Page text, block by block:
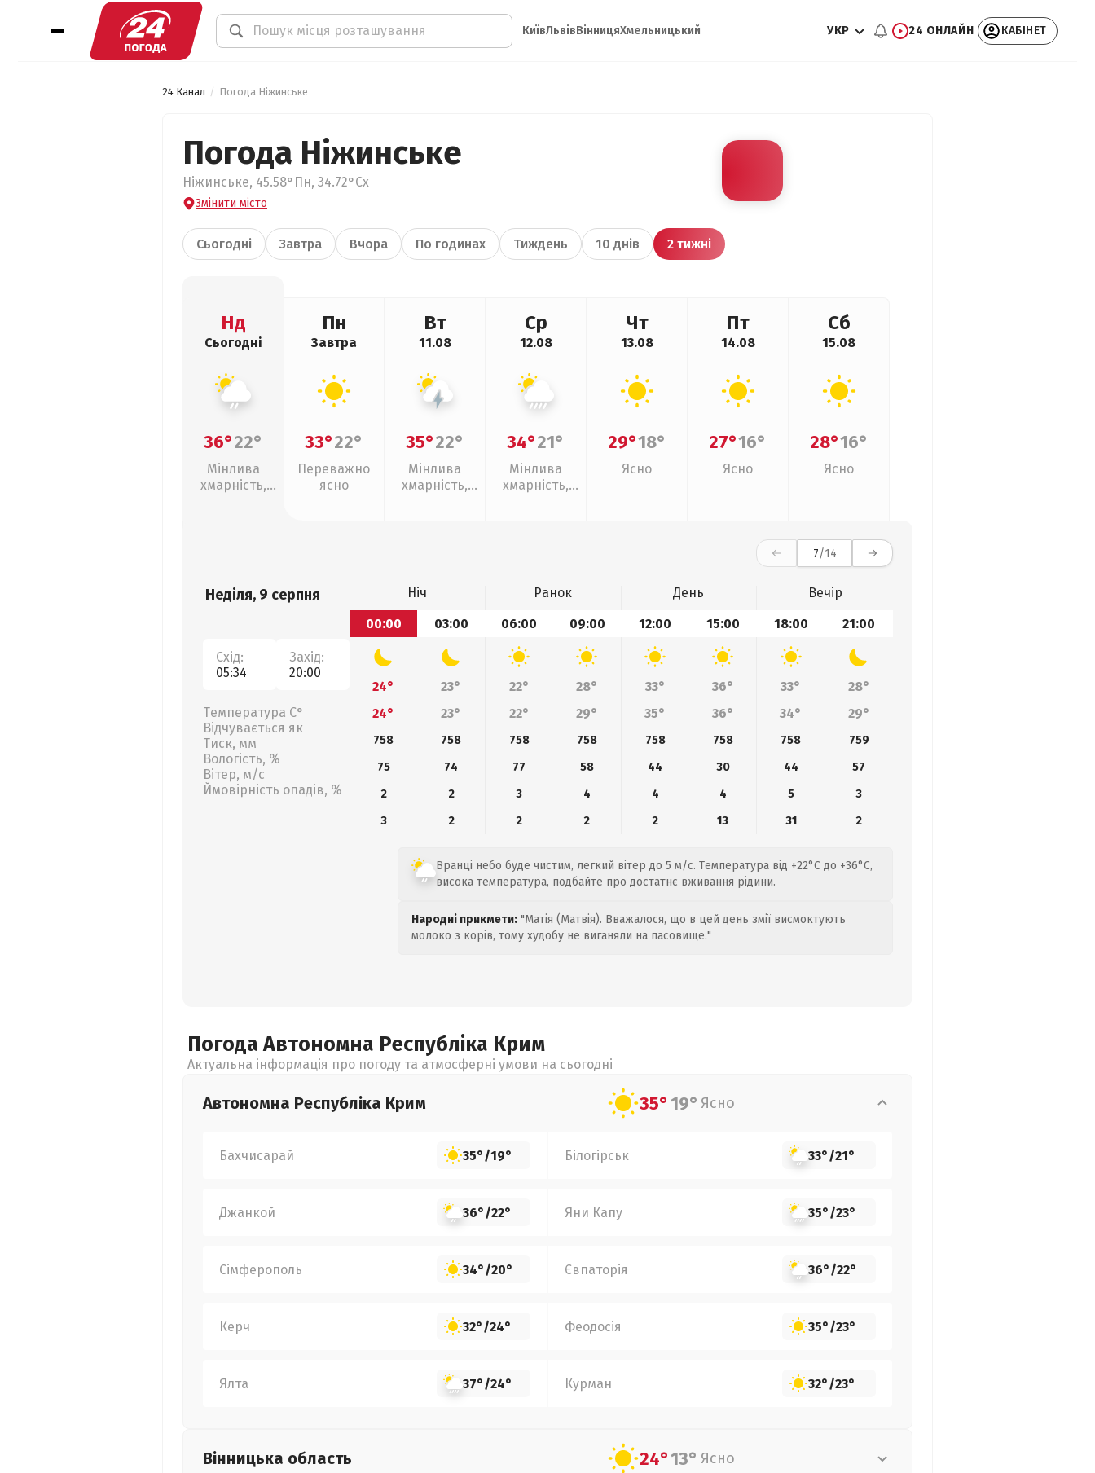
КиївЛьвівВінницяХмельницький УКР 24 ОНЛАЙН КАБІНЕТ
24 Канал Погода Ніжинське
Погода Ніжинське
Ніжинське, 45.58°Пн, 34.72°Сх
Змінити місто
Сьогодні Завтра Вчора По годинах Тиждень 10 днів 2 тижні
Нд
Сьогодні
36°22°
Мінлива
хмарність,
Пн
Завтра
33°22°
Переважно
ясно
Вт
11.08
35°22°
Мінлива
хмарність,
Ср
12.08
34°21°
Мінлива
хмарність,
Чт
13.08
29°18°
Ясно
Пт
14.08
27°16°
Ясно
Сб
15.08
28°16°
Ясно
7/14
Неділя, 9 серпня
Схід:
05:34
Захід:
20:00
Температура С°
Відчувається як
Тиск, мм
Вологість, %
Вітер, м/с
Ймовірність опадів, %
Ніч Ранок День
Вечір
00:00
03:00 06:00 09:00 12:00 15:00 18:00 21:00
24° 23° 22° 28° 33° 36° 33°
28°
24°
23° 22° 29° 35° 36° 34° 29°
758 758 758 758 758 758 758
759
75
74 77 58 44 30 44
57
2
2 3 4 4 4 5
3
3
2 2 2 2 13 31 2
Вранці небо буде чистим, легкий вітер до 5 м/с. Температура від +22°C до +36°C,
висока температура, подбайте про достатнє вживання рідини.
Народні прикмети: "Матія (Матвія). Вважалося, що в цей день змії висмоктують
молоко з корів, тому худобу не виганяли на пасовище."
Погода Автономна Республіка Крим
Актуальна інформація про погоду та атмосферні умови на сьогодні
Автономна Республіка Крим 35°19° Ясно
Бахчисарай 35°/19° Білогірськ 33°/21°
Джанкой 36°/22° Яни Капу 35°/23°
Сімферополь 34°/20° Євпаторія 36°/22°
Керч 32°/24° Феодосія 35°/23°
Ялта 37°/24° Курман 32°/23°
Вінницька область 24°13° Ясно